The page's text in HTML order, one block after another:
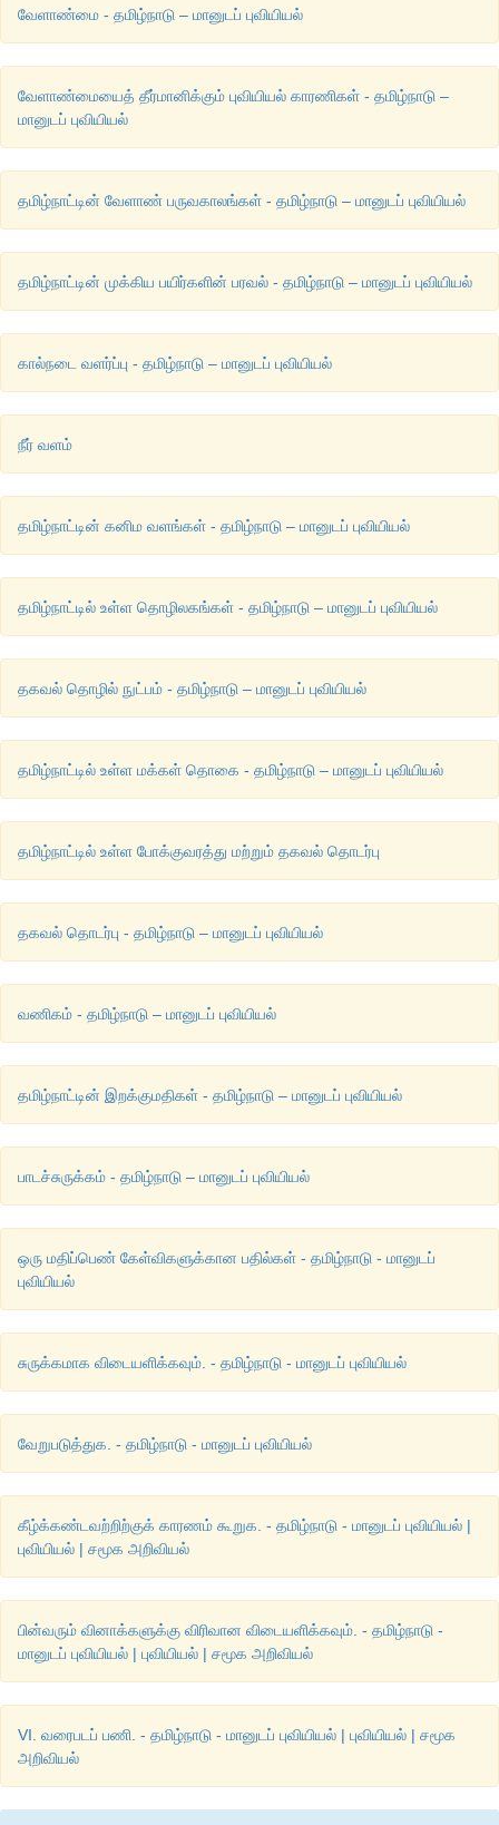
வேளாண்மை - தமிழ்நாடு – மானுடப் புவியியல்
வேளாண்மையைத் தீர்மானிக்கும் புவியியல் காரணிகள் - தமிழ்நாடு –
மானுடப் புவியியல்
தமிழ்நாட்டின் வேளாண் பருவகாலங்கள் - தமிழ்நாடு – மானுடப் புவியியல்
தமிழ்நாட்டின் முக்கிய பயிர்களின் பரவல் - தமிழ்நாடு – மானுடப் புவியியல்
கால்நடை வளர்ப்பு - தமிழ்நாடு – மானுடப் புவியியல்
நீர் வளம்
தமிழ்நாட்டின் கனிம வளங்கள் - தமிழ்நாடு – மானுடப் புவியியல்
தமிழ்நாட்டில் உள்ள தொழிலகங்கள் - தமிழ்நாடு – மானுடப் புவியியல்
தகவல் தொழில் நுட்பம் - தமிழ்நாடு – மானுடப் புவியியல்
தமிழ்நாட்டில் உள்ள மக்கள் தொகை - தமிழ்நாடு – மானுடப் புவியியல்
தமிழ்நாட்டில் உள்ள போக்குவரத்து மற்றும் தகவல் தொடர்பு
தகவல் தொடர்பு - தமிழ்நாடு – மானுடப் புவியியல்
வணிகம் - தமிழ்நாடு – மானுடப் புவியியல்
தமிழ்நாட்டின் இறக்குமதிகள் - தமிழ்நாடு – மானுடப் புவியியல்
பாடச்சுருக்கம் - தமிழ்நாடு – மானுடப் புவியியல்
ஒரு மதிப்பெண் கேள்விகளுக்கான பதில்கள் - தமிழ்நாடு - மானுடப்
புவியியல்
சுருக்கமாக விடையளிக்கவும். - தமிழ்நாடு - மானுடப் புவியியல்
வேறுபடுத்துக. - தமிழ்நாடு - மானுடப் புவியியல்
கீழ்க்கண்டவற்றிற்குக் காரணம் கூறுக. - தமிழ்நாடு - மானுடப் புவியியல் |
புவியியல் | சமூக அறிவியல்
பின்வரும் வினாக்களுக்கு விரிவான விடையளிக்கவும். - தமிழ்நாடு -
மானுடப் புவியியல் | புவியியல் | சமூக அறிவியல்
VI. வரைபடப் பணி. - தமிழ்நாடு - மானுடப் புவியியல் | புவியியல் | சமூக
அறிவியல்